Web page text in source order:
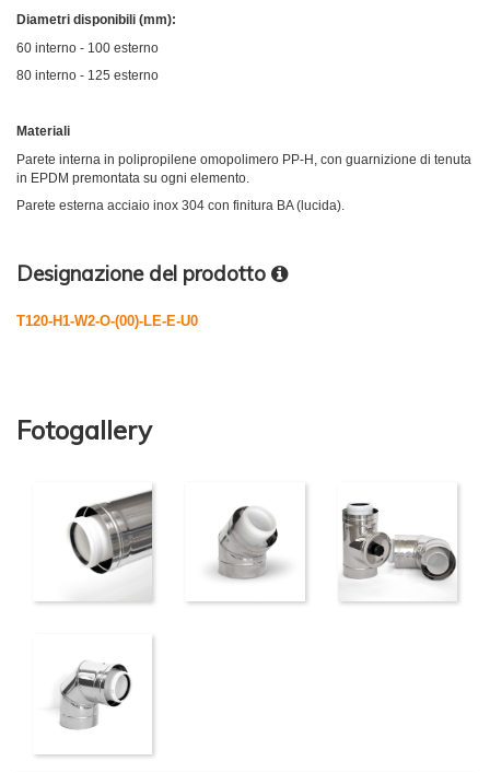
Diametri disponibili (mm):
60 interno - 100 esterno
80 interno - 125 esterno
Materiali
Parete interna in polipropilene omopolimero PP-H, con guarnizione di tenuta
in EPDM premontata su ogni elemento.
Parete esterna acciaio inox 304 con finitura BA (lucida).
Designazione del prodotto
T120-H1-W2-O-(00)-LE-E-U0
Fotogallery